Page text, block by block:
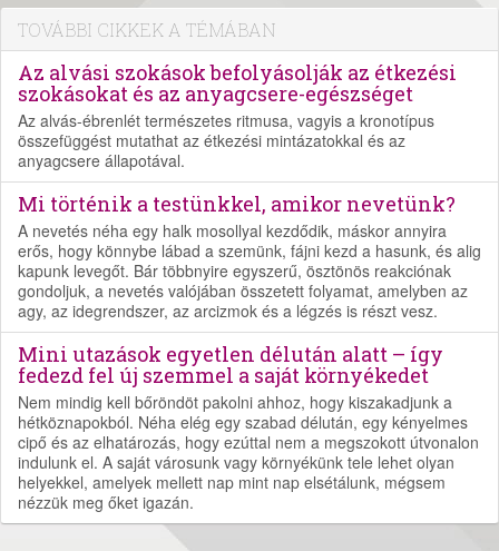
TOVÁBBI CIKKEK A TÉMÁBAN
Az alvási szokások befolyásolják az étkezési
szokásokat és az anyagcsere-egészséget
Az alvás-ébrenlét természetes ritmusa, vagyis a kronotípus
összefüggést mutathat az étkezési mintázatokkal és az
anyagcsere állapotával.
Mi történik a testünkkel, amikor nevetünk?
A nevetés néha egy halk mosollyal kezdődik, máskor annyira
erős, hogy könnybe lábad a szemünk, fájni kezd a hasunk, és alig
kapunk levegőt. Bár többnyire egyszerű, ösztönös reakciónak
gondoljuk, a nevetés valójában összetett folyamat, amelyben az
agy, az idegrendszer, az arcizmok és a légzés is részt vesz.
Mini utazások egyetlen délután alatt – így
fedezd fel új szemmel a saját környékedet
Nem mindig kell bőröndöt pakolni ahhoz, hogy kiszakadjunk a
hétköznapokból. Néha elég egy szabad délután, egy kényelmes
cipő és az elhatározás, hogy ezúttal nem a megszokott útvonalon
indulunk el. A saját városunk vagy környékünk tele lehet olyan
helyekkel, amelyek mellett nap mint nap elsétálunk, mégsem
nézzük meg őket igazán.